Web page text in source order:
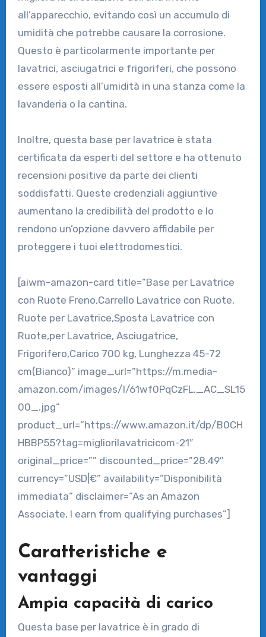
all’apparecchio, evitando così un accumulo di
umidità che potrebbe causare la corrosione.
Questo è particolarmente importante per
lavatrici, asciugatrici e frigoriferi, che possono
essere esposti all’umidità in una stanza come la
lavanderia o la cantina.
Inoltre, questa base per lavatrice è stata
certificata da esperti del settore e ha ottenuto
recensioni positive da parte dei clienti
soddisfatti. Queste credenziali aggiuntive
aumentano la credibilità del prodotto e lo
rendono un’opzione davvero affidabile per
proteggere i tuoi elettrodomestici.
[aiwm-amazon-card title=”Base per Lavatrice
con Ruote Freno,Carrello Lavatrice con Ruote,
Ruote per Lavatrice,Sposta Lavatrice con
Ruote,per Lavatrice, Asciugatrice,
Frigorifero,Carico 700 kg, Lunghezza 45-72
cm(Bianco)” image_url=”https://m.media-
amazon.com/images/I/61wf0PqCzFL._AC_SL15
00_.jpg”
product_url=”https://www.amazon.it/dp/B0CH
HBBP55?tag=migliorilavatricicom-21″
original_price=”” discounted_price=”28.49″
currency=”USD|€” availability=”Disponibilità
immediata” disclaimer=”As an Amazon
Associate, I earn from qualifying purchases”]
Caratteristiche e
vantaggi
Ampia capacità di carico
Questa base per lavatrice è in grado di